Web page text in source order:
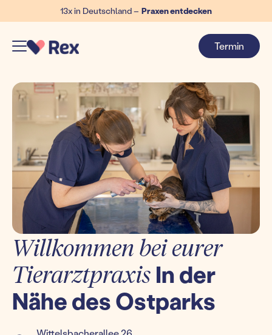
13x in Deutschland – Praxen entdecken
Termin
Willkommen bei eurer
Tierarztpraxis In der
Nähe des Ostparks